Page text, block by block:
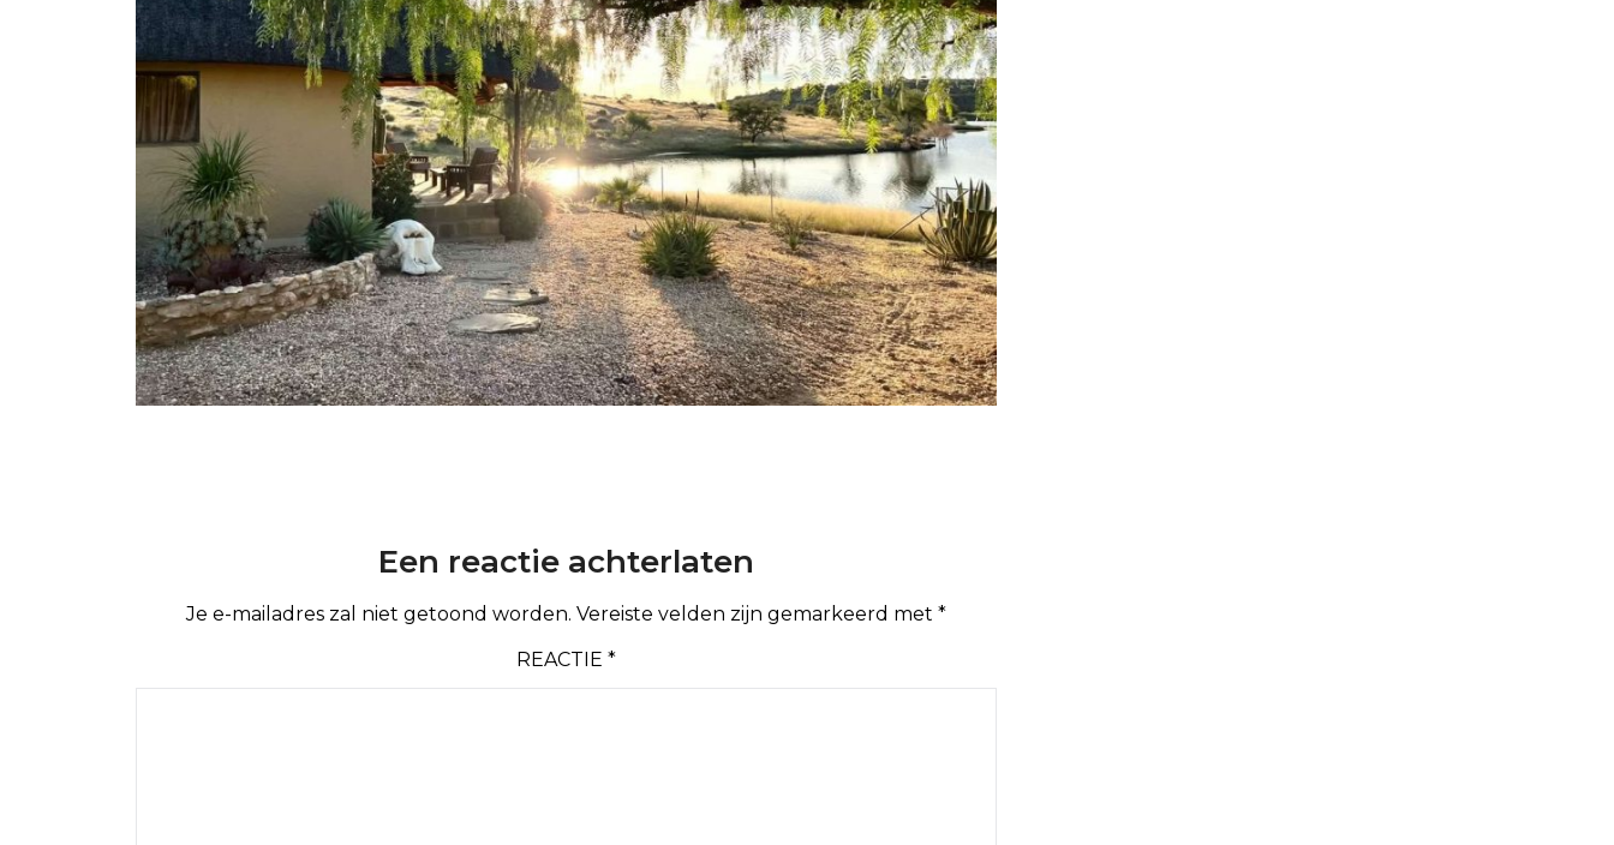
Een reactie achterlaten
Je e-mailadres zal niet getoond worden. Vereiste velden zijn gemarkeerd met *
REACTIE *